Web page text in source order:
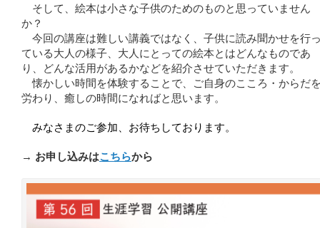
そして、絵本は小さな子供のためのものと思っていません
か？
今回の講座は難しい講義ではなく、子供に読み聞かせを行
ている大人の様子、大人にとっての絵本とはどんなものであ
り、どんな活用があるかなどを紹介させていただきます。
懐かしい時間を体験することで、ご自身のこころ・からだ
労わり、癒しの時間になればと思います。
みなさまのご参加、お待ちしております。
→ お申し込みはこちらから